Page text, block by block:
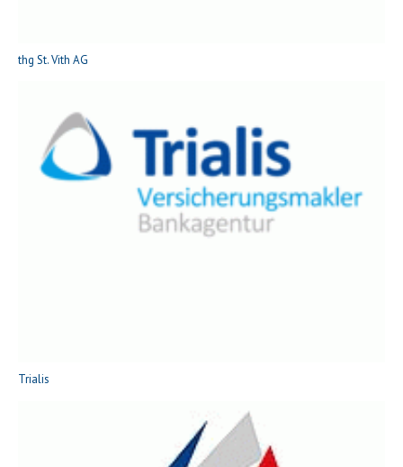
thg St. Vith AG
Trialis